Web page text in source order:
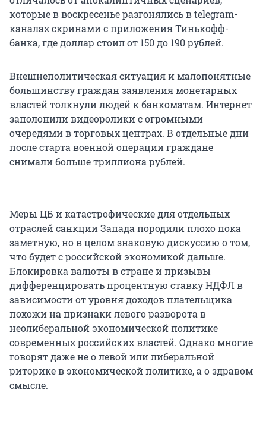
которые в воскресенье разгонялись в telegram-
каналах скринами с приложения Тинькофф-
банка, где доллар стоил от 150 до 190 рублей.
Внешнеполитическая ситуация и малопонятные
большинству граждан заявления монетарных
властей толкнули людей к банкоматам. Интернет
заполонили видеоролики с огромными
очередями в торговых центрах. В отдельные дни
после старта военной операции граждане
снимали больше триллиона рублей.
Меры ЦБ и катастрофические для отдельных
отраслей санкции Запада породили плохо пока
заметную, но в целом знаковую дискуссию о том,
что будет с российской экономикой дальше.
Блокировка валюты в стране и призывы
дифференцировать процентную ставку НДФЛ в
зависимости от уровня доходов плательщика
похожи на признаки левого разворота в
неолиберальной экономической политике
современных российских властей. Однако многие
говорят даже не о левой или либеральной
риторике в экономической политике, а о здравом
смысле.